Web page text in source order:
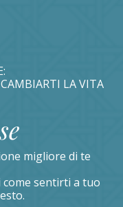
LA VITA
migliore di te
come sentirti a tuo